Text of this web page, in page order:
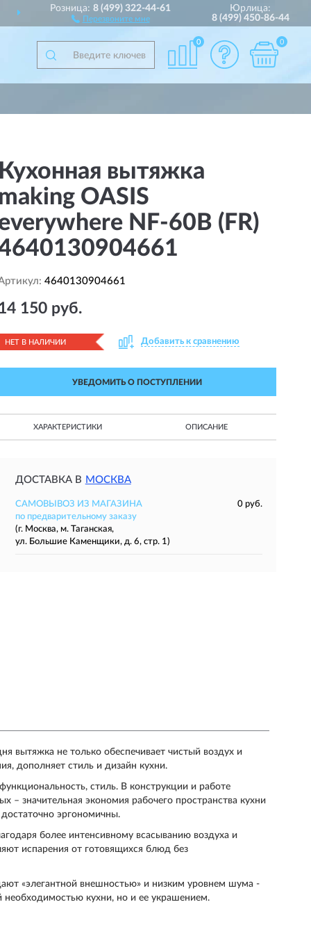
ДОСТАВИМ ПО ВСЕЙ РОССИИ
Розница:8 (499) 322-44-61
Перезвоните мне
Юрлица:
8 (499) 450-86-44
0 0
вытяжка
OASIS
NF-60B (FR)
4640130904661
150 руб.
НЕТ В НАЛИЧИИ Добавить к сравнению
УВЕДОМИТЬ О ПОСТУПЛЕНИИ
ХАРАКТЕРИСТИКИ ОПИСАНИЕ
ДОСТАВКА В МОСКВА
САМОВЫВОЗ ИЗ МАГАЗИНА
0 руб.
по предварительному заказу
(г. Москва, м. Таганская,
ул. Большие Каменщики, д. 6, стр. 1)
вытяжка не только обеспечивает чистый воздух и
дополняет стиль и дизайн кухни.
стиль. В конструкции и работе
– значительная экономия рабочего пространства кухни
эргономичны.
более интенсивному всасыванию воздуха и
испарения от готовящихся блюд без
«элегантной внешностью» и низким уровнем шума -
необходимостью кухни, но и ее украшением.